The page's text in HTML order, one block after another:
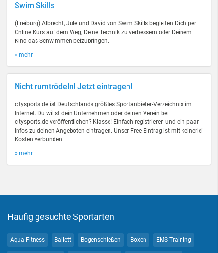
Swim Skills
(Freiburg) Albrecht, Jule und David von Swim Skills begleiten Dich per
Online Kurs auf dem Weg, Deine Technik zu verbessern oder Deinem
Kind das Schwimmen beizubringen.
» mehr
Nicht rumtrödeln! Jetzt eintragen!
citysports.de ist Deutschlands größtes Sportanbieter-Verzeichnis im
Internet. Du willst dein Unternehmen oder deinen Verein bei
citysports.de veröffentlichen? Klasse! Einfach registrieren und ein paar
Infos zu deinen Angeboten eintragen. Unser Free-Eintrag ist mit keinerlei
Kosten verbunden.
» mehr
Häufig gesuchte Sportarten
Aqua-Fitness Ballett Bogenschießen Boxen EMS-Training